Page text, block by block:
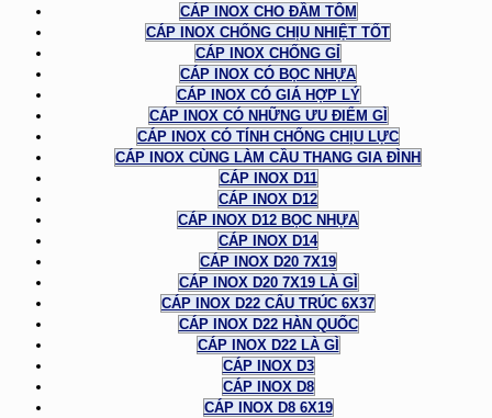
CÁP INOX CHO ĐẦM TÔM
CÁP INOX CHỐNG CHỊU NHIỆT TỐT
CÁP INOX CHỐNG GỈ
CÁP INOX CÓ BỌC NHỰA
CÁP INOX CÓ GIÁ HỢP LÝ
CÁP INOX CÓ NHỮNG ƯU ĐIỂM GÌ
CÁP INOX CÓ TÍNH CHỐNG CHỊU LỰC
CÁP INOX CÙNG LÀM CẦU THANG GIA ĐÌNH
CÁP INOX D11
CÁP INOX D12
CÁP INOX D12 BỌC NHỰA
CÁP INOX D14
CÁP INOX D20 7X19
CÁP INOX D20 7X19 LÀ GÌ
CÁP INOX D22 CẤU TRÚC 6X37
CÁP INOX D22 HÀN QUỐC
CÁP INOX D22 LÀ GÌ
CÁP INOX D3
CÁP INOX D8
CÁP INOX D8 6X19